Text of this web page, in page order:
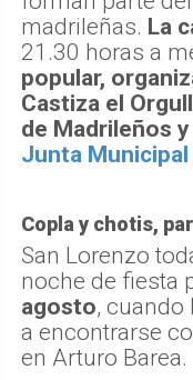
madrileñas. La
21.30 horas a
popular,
Castiza el
de Madrileños
Junta
Copla y chotis,
San Lorenzo
noche de fiesta
agosto, cuando
a encontrarse
en Arturo Barea.